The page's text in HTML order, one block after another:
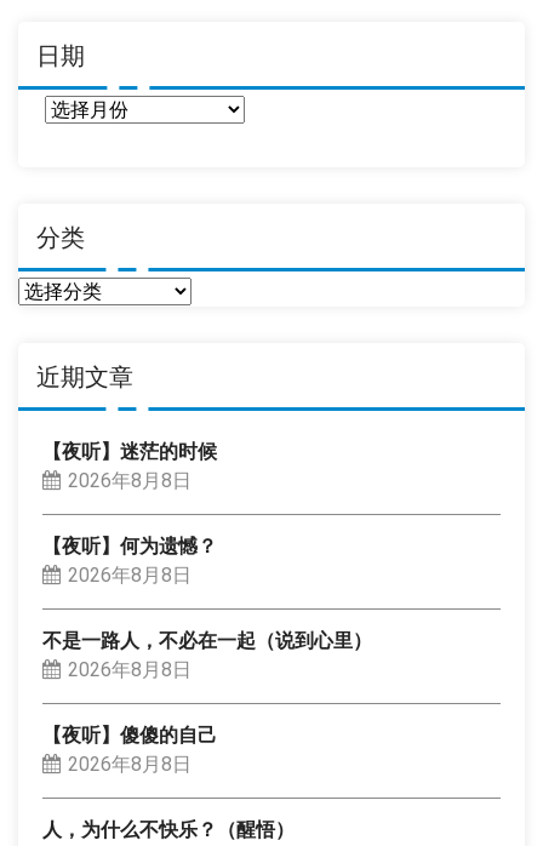
日期
分类
分
近期文章
【夜听】迷茫的时候
2026年8月8日
【夜听】何为遗憾？
2026年8月8日
不是一路人，不必在一起（说到心里）
2026年8月8日
【夜听】傻傻的自己
2026年8月8日
人，为什么不快乐？（醒悟）